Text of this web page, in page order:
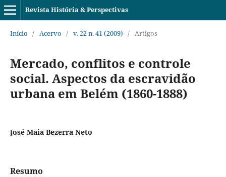
Revista História & Perspectivas
Início / Acervo / v. 22 n. 41 (2009) / Artigos
Mercado, conflitos e controle
social. Aspectos da escravidão
urbana em Belém (1860-1888)
José Maia Bezerra Neto
Resumo